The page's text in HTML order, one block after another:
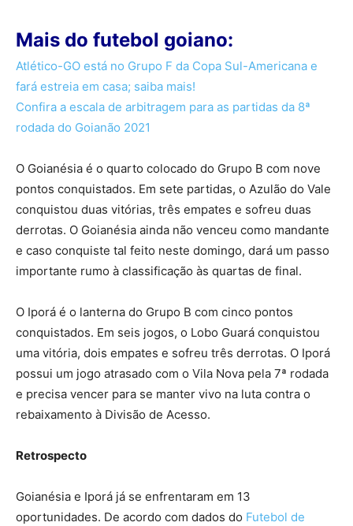
Mais do futebol goiano:
Atlético-GO está no Grupo F da Copa Sul-Americana e
fará estreia em casa; saiba mais!
Confira a escala de arbitragem para as partidas da 8ª
rodada do Goianão 2021
O Goianésia é o quarto colocado do Grupo B com nove
pontos conquistados. Em sete partidas, o Azulão do Vale
conquistou duas vitórias, três empates e sofreu duas
derrotas. O Goianésia ainda não venceu como mandante
e caso conquiste tal feito neste domingo, dará um passo
importante rumo à classificação às quartas de final.
O Iporá é o lanterna do Grupo B com cinco pontos
conquistados. Em seis jogos, o Lobo Guará conquistou
uma vitória, dois empates e sofreu três derrotas. O Iporá
possui um jogo atrasado com o Vila Nova pela 7ª rodada
e precisa vencer para se manter vivo na luta contra o
rebaixamento à Divisão de Acesso.
Retrospecto
Goianésia e Iporá já se enfrentaram em 13
oportunidades. De acordo com dados do Futebol de